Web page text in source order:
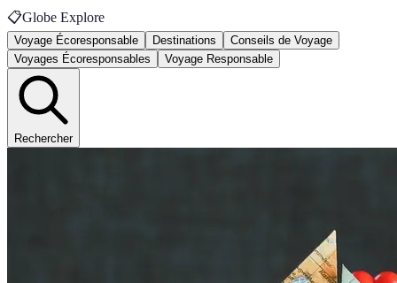
📋Globe Explore
Voyage Écoresponsable Destinations
Conseils de Voyage
Voyages Écoresponsables
Voyage Responsable
Rechercher